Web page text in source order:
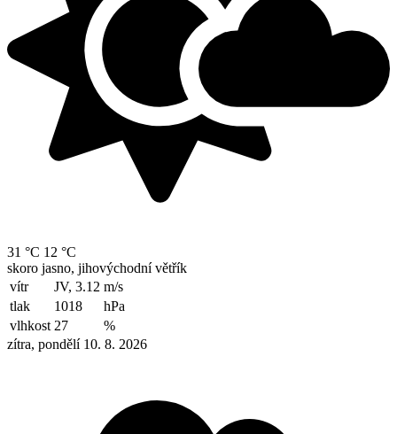
31 °C 12 °C
skoro jasno, jihovýchodní větřík
vítr
JV, 3.12 m/s
tlak
1018
hPa
vlhkost 27
%
zítra, pondělí 10. 8. 2026